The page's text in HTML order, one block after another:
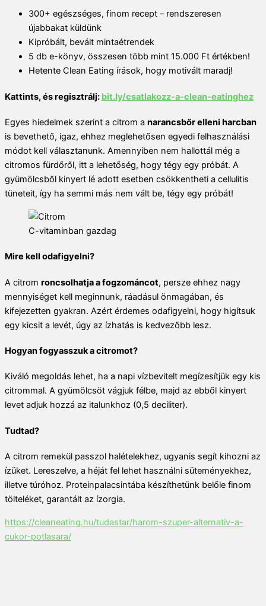
300+ egészséges, finom recept – rendszeresen
újabbakat küldünk
Kipróbált, bevált mintaétrendek
5 db e-könyv, összesen több mint 15.000 Ft értékben!
Hetente Clean Eating írások, hogy motivált maradj!
Kattints, és regisztrálj: bit.ly/csatlakozz-a-clean-eatinghez
Egyes hiedelmek szerint a citrom a narancsbőr elleni harcban
is bevethető, igaz, ehhez meglehetősen egyedi felhasználási
módot kell választanunk. Amennyiben nem hallottál még a
citromos fürdőről, itt a lehetőség, hogy tégy egy próbát. A
gyümölcsből kinyert lé adott esetben csökkentheti a cellulitis
tüneteit, így ha semmi más nem vált be, tégy egy próbát!
C-vitaminban gazdag
Mire kell odafigyelni?
A citrom roncsolhatja a fogzománcot, persze ehhez nagy
mennyiséget kell meginnunk, ráadásul önmagában, és
kifejezetten gyakran. Azért érdemes odafigyelni, hogy higítsuk
egy kicsit a levét, úgy az ízhatás is kedvezőbb lesz.
Hogyan fogyasszuk a citromot?
Kiváló megoldás lehet, ha a napi vízbevitelt megízesítjük egy kis
citrommal. A gyümölcsöt vágjuk félbe, majd az ebből kinyert
levet adjuk hozzá az italunkhoz (0,5 deciliter).
Tudtad?
A citrom remekül passzol halételekhez, ugyanis segít kihozni az
ízüket. Lereszelve, a héját fel lehet használni süteményekhez,
illetve túróhoz. Proteinpalacsintába készíthetünk belőle finom
tölteléket, garantált az ízorgia.
https://cleaneating.hu/tudastar/harom-szuper-alternativ-a-
cukor-potlasara/